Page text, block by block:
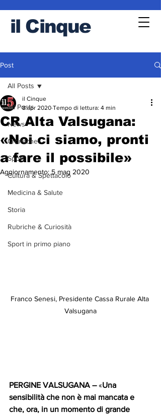
il Cinque
Post
All Posts
News
Cronache
Sport
Cultura & Spettacolo
Medicina & Salute
Storia
Rubriche & Curiosità
Sport in primo piano
All Posts
CR Alta Valsugana:
«Noi ci siamo, pronti
a fare il possibile»
il Cinque
8 apr 2020 Tempo di lettura: 4 min
Aggiornamento:5 mag 2020
Franco Senesi, Presidente Cassa Rurale Alta
Valsugana
PERGINE VALSUGANA – «Una
sensibilità che non è mai mancata e
che, ora, in un momento di grande